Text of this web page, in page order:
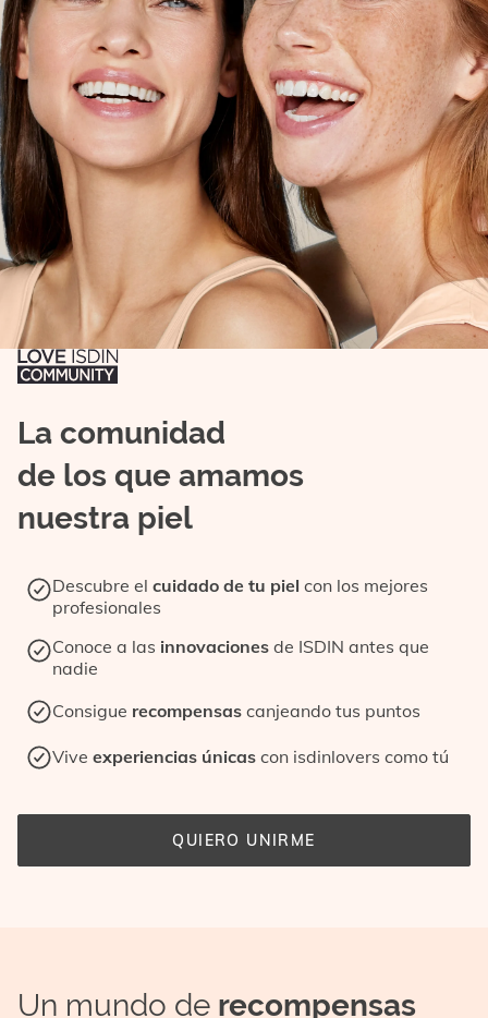
La comunidad
de los que amamos
nuestra piel
Descubre el cuidado de tu piel con los mejores
profesionales
Conoce a las innovaciones de ISDIN antes que
nadie
Consigue recompensas canjeando tus puntos
Vive experiencias únicas con isdinlovers como tú
QUIERO UNIRME
Un mundo de recompensas